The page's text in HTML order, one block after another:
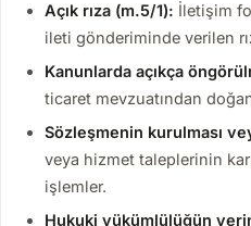
Açık rıza (m.5/1): İletişim
ileti gönderiminde verilen
Kanunlarda açıkça
ticaret mevzuatından
Sözleşmenin kurulması
veya hizmet taleplerinin
işlemler.
Hukuki yükümlülüğün